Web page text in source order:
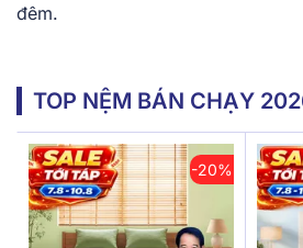
đêm.
TOP NỆM BÁN CHẠY
-20%